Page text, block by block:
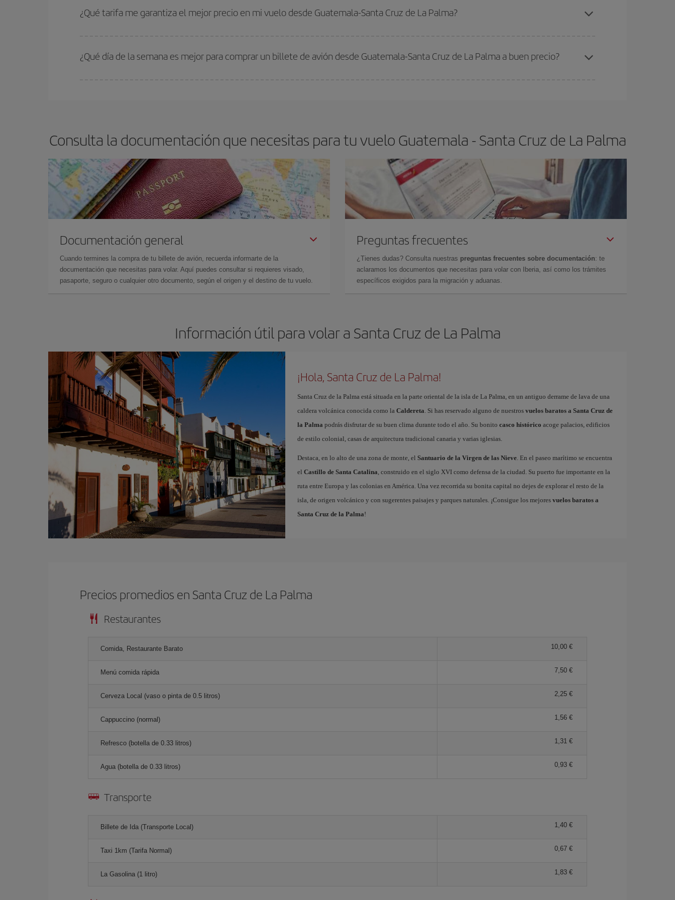
estén disponibles o se vayan agotando. Por eso, comprar con antelación es
fundamental para conseguirvuelos baratos a Guatemala-Santa Cruz de La Palma-dest
¿Qué tarifa me garantiza el mejor precio en mi vuelo desde Guatemala-Santa Cruz de La Palma?
¿Qué día de la semana es mejor para comprar un billete de avión desde Guatemala-Santa Cruz de La Palma a buen precio?
Consulta la documentación que necesitas para tu vuelo Guatemala - Santa Cruz de La Palma
Documentación general
Cuando termines la compra de tu billete de avión, recuerda informarte de la
documentación que necesitas para volar. Aquí puedes consultar si requieres visado,
pasaporte, seguro o cualquier otro documento, según el origen y el destino de tu vuelo.
Preguntas frecuentes
¿Tienes dudas? Consulta nuestras preguntas frecuentes sobre documentación: te
aclaramos los documentos que necesitas para volar con Iberia, así como los trámites
específicos exigidos para la migración y aduanas.
Información útil para volar a Santa Cruz de La Palma
¡Hola, Santa Cruz de La Palma!
Santa Cruz de la Palma está situada en la parte oriental de la isla de La Palma, en un antiguo derrame de lava de una
caldera volcánica conocida como la Caldereta. Si has reservado alguno de nuestros vuelos baratos a Santa Cruz de
la Palma podrás disfrutar de su buen clima durante todo el año. Su bonito casco histórico acoge palacios, edificios
de estilo colonial, casas de arquitectura tradicional canaria y varias iglesias.
Destaca, en lo alto de una zona de monte, el Santuario de la Virgen de las Nieve. En el paseo marítimo se encuentra
el Castillo de Santa Catalina, construido en el siglo XVI como defensa de la ciudad. Su puerto fue importante en la
ruta entre Europa y las colonias en América. Una vez recorrida su bonita capital no dejes de explorar el resto de la
isla, de origen volcánico y con sugerentes paisajes y parques naturales. ¡Consigue los mejores vuelos baratos a
Santa Cruz de la Palma!
Precios promedios en Santa Cruz de La Palma
Restaurantes
Comida, Restaurante Barato 10,00 €
Menú comida rápida 7,50 €
Cerveza Local (vaso o pinta de 0.5 litros) 2,25 €
Cappuccino (normal) 1,56 €
Refresco (botella de 0.33 litros) 1,31 €
Agua (botella de 0.33 litros) 0,93 €
Transporte
Billete de Ida (Transporte Local) 1,40 €
Taxi 1km (Tarifa Normal) 0,67 €
La Gasolina (1 litro) 1,83 €